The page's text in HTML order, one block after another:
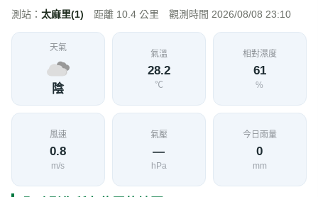
測站： 太麻里(1) 距離 10.4 公里 觀測時間 2026/08/08 23:10
天氣
陰
氣溫
28.2
℃
相對濕度
61
%
風速
0.8
m/s
氣壓
—
hPa
今日雨量
0
mm